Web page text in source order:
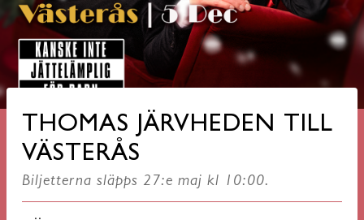
THOMAS JÄRVHEDEN TILL
VÄSTERÅS
Biljetterna släpps 27:e maj kl 10:00.